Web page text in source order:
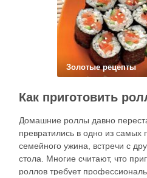
Золотые рецепты
Домашние роллы давно
превратились в одно из
семейного ужина, встречи с
стола. Многие считают, что
роллов требует